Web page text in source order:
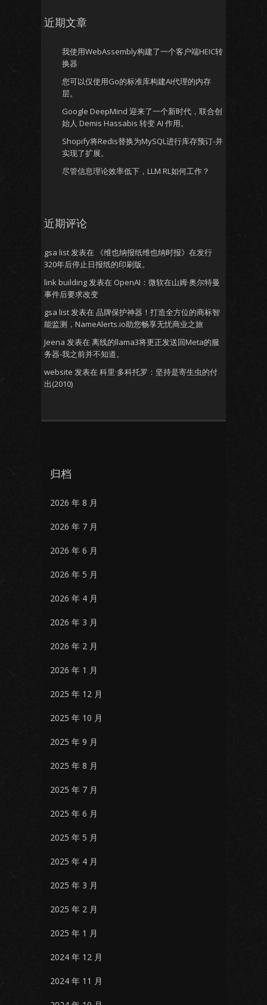
近期文章
我使用WebAssembly构建了一个客户端HEIC转
换器
您可以仅使用Go的标准库构建AI代理的内存
层。
Google DeepMind 迎来了一个新时代，联合创
始人 Demis Hassabis 转变 AI 作用。
Shopify将Redis替换为MySQL进行库存预订-并
实现了扩展。
尽管信息理论效率低下，LLM RL如何工作？
近期评论
gsa list发表在
《维也纳报纸维也纳时报》在发行
320年后停止日报纸的印刷版。
link building发表在 OpenAI：微软在山姆·奥尔特曼
事件后要求改变
gsa list发表在 品牌保护神器！打造全方位的商标智
能监测，NameAlerts.io助您畅享无忧商业之旅
Jeena 发表在 离线的llama3将更正发送回Meta的服
务器-我之前并不知道。
website 发表在 科里·多科托罗：坚持是寄生虫的付
出(2010)
归档
2026 年 8 月
2026 年 7 月
2026 年 6 月
2026 年 5 月
2026 年 4 月
2026 年 3 月
2026 年 2 月
2026 年 1 月
2025 年 12 月
2025 年 10 月
2025 年 9 月
2025 年 8 月
2025 年 7 月
2025 年 6 月
2025 年 5 月
2025 年 4 月
2025 年 3 月
2025 年 2 月
2025 年 1 月
2024 年 12 月
2024 年 11 月